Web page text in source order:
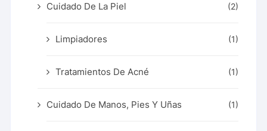
Cuidado De La Piel (2)
Limpiadores (1)
Tratamientos De Acné (1)
Cuidado De Manos, Pies Y Uñas (1)